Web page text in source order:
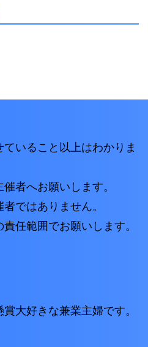
いること以上はわかりま
者へお願いします。
ではありません。
任範囲でお願いします。
大好きな兼業主婦です。